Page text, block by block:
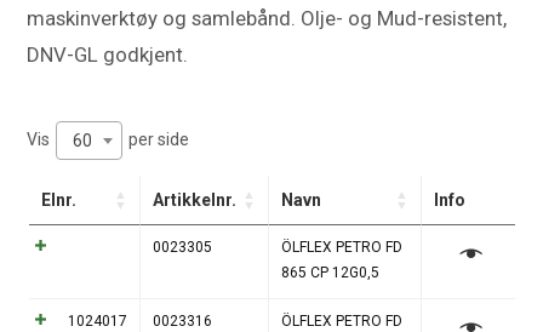
maskinverktøy og samlebånd. Olje- og Mud-resistent,
DNV-GL godkjent.
Vis 60 per side
Elnr. Artikkelnr. Navn Info
0023305
ÖLFLEX PETRO FD
865 CP 12G0,5
1024017 0023316
ÖLFLEX PETRO FD